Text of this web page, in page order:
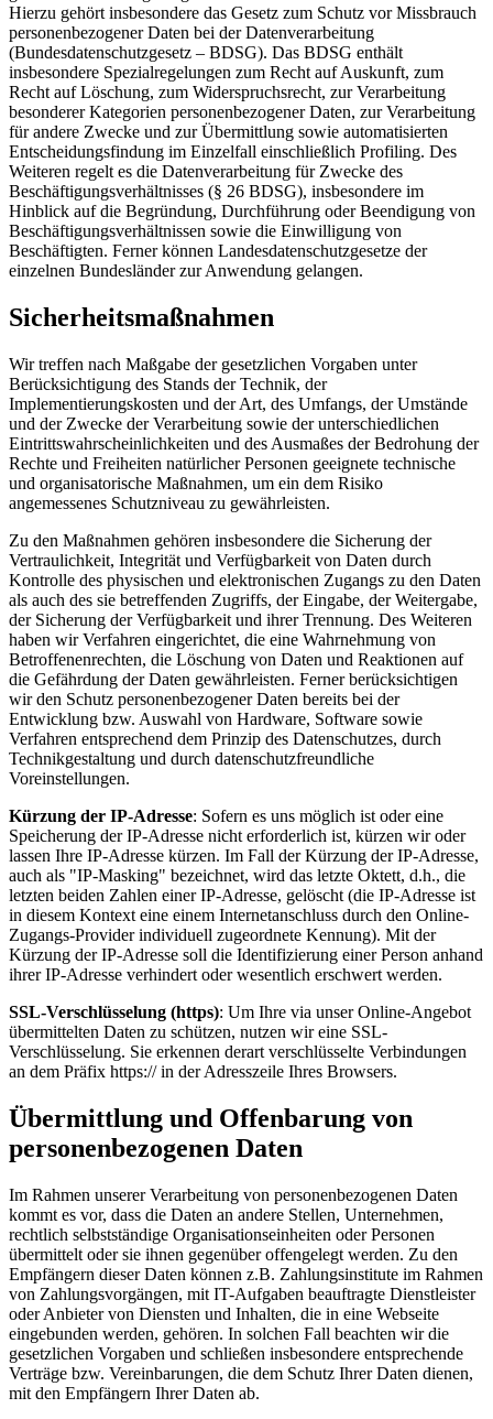
Hierzu gehört insbesondere das Gesetz zum Schutz vor Missbrauch
personenbezogener Daten bei der Datenverarbeitung
(Bundesdatenschutzgesetz – BDSG). Das BDSG enthält
insbesondere Spezialregelungen zum Recht auf Auskunft, zum
Recht auf Löschung, zum Widerspruchsrecht, zur Verarbeitung
besonderer Kategorien personenbezogener Daten, zur Verarbeitung
für andere Zwecke und zur Übermittlung sowie automatisierten
Entscheidungsfindung im Einzelfall einschließlich Profiling. Des
Weiteren regelt es die Datenverarbeitung für Zwecke des
Beschäftigungsverhältnisses (§ 26 BDSG), insbesondere im
Hinblick auf die Begründung, Durchführung oder Beendigung von
Beschäftigungsverhältnissen sowie die Einwilligung von
Beschäftigten. Ferner können Landesdatenschutzgesetze der
einzelnen Bundesländer zur Anwendung gelangen.
Sicherheitsmaßnahmen
Wir treffen nach Maßgabe der gesetzlichen Vorgaben unter
Berücksichtigung des Stands der Technik, der
Implementierungskosten und der Art, des Umfangs, der Umstände
und der Zwecke der Verarbeitung sowie der unterschiedlichen
Eintrittswahrscheinlichkeiten und des Ausmaßes der Bedrohung der
Rechte und Freiheiten natürlicher Personen geeignete technische
und organisatorische Maßnahmen, um ein dem Risiko
angemessenes Schutzniveau zu gewährleisten.
Zu den Maßnahmen gehören insbesondere die Sicherung der
Vertraulichkeit, Integrität und Verfügbarkeit von Daten durch
Kontrolle des physischen und elektronischen Zugangs zu den Daten
als auch des sie betreffenden Zugriffs, der Eingabe, der Weitergabe,
der Sicherung der Verfügbarkeit und ihrer Trennung. Des Weiteren
haben wir Verfahren eingerichtet, die eine Wahrnehmung von
Betroffenenrechten, die Löschung von Daten und Reaktionen auf
die Gefährdung der Daten gewährleisten. Ferner berücksichtigen
wir den Schutz personenbezogener Daten bereits bei der
Entwicklung bzw. Auswahl von Hardware, Software sowie
Verfahren entsprechend dem Prinzip des Datenschutzes, durch
Technikgestaltung und durch datenschutzfreundliche
Voreinstellungen.
Kürzung der IP-Adresse: Sofern es uns möglich ist oder eine
Speicherung der IP-Adresse nicht erforderlich ist, kürzen wir oder
lassen Ihre IP-Adresse kürzen. Im Fall der Kürzung der IP-Adresse,
auch als "IP-Masking" bezeichnet, wird das letzte Oktett, d.h., die
letzten beiden Zahlen einer IP-Adresse, gelöscht (die IP-Adresse ist
in diesem Kontext eine einem Internetanschluss durch den Online-
Zugangs-Provider individuell zugeordnete Kennung). Mit der
Kürzung der IP-Adresse soll die Identifizierung einer Person anhand
ihrer IP-Adresse verhindert oder wesentlich erschwert werden.
SSL-Verschlüsselung (https): Um Ihre via unser Online-Angebot
übermittelten Daten zu schützen, nutzen wir eine SSL-
Verschlüsselung. Sie erkennen derart verschlüsselte Verbindungen
an dem Präfix https:// in der Adresszeile Ihres Browsers.
Übermittlung und Offenbarung von
personenbezogenen Daten
Im Rahmen unserer Verarbeitung von personenbezogenen Daten
kommt es vor, dass die Daten an andere Stellen, Unternehmen,
rechtlich selbstständige Organisationseinheiten oder Personen
übermittelt oder sie ihnen gegenüber offengelegt werden. Zu den
Empfängern dieser Daten können z.B. Zahlungsinstitute im Rahmen
von Zahlungsvorgängen, mit IT-Aufgaben beauftragte Dienstleister
oder Anbieter von Diensten und Inhalten, die in eine Webseite
eingebunden werden, gehören. In solchen Fall beachten wir die
gesetzlichen Vorgaben und schließen insbesondere entsprechende
Verträge bzw. Vereinbarungen, die dem Schutz Ihrer Daten dienen,
mit den Empfängern Ihrer Daten ab.